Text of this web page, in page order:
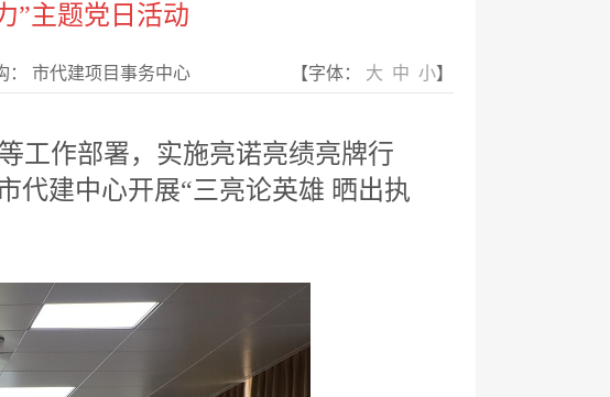
”主题党日活动
： 市代建项目事务中心 【字体： 大 中 小】
工作部署，实施亮诺亮绩亮牌行
代建中心开展“三亮论英雄 晒出执